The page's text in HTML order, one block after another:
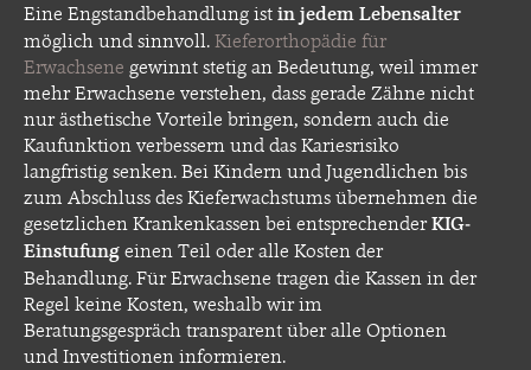
Eine Engstandbehandlung ist in jedem Lebensalter
möglich und sinnvoll. Kieferorthopädie für
Erwachsene gewinnt stetig an Bedeutung, weil immer
mehr Erwachsene verstehen, dass gerade Zähne nicht
nur ästhetische Vorteile bringen, sondern auch die
Kaufunktion verbessern und das Kariesrisiko
langfristig senken. Bei Kindern und Jugendlichen bis
zum Abschluss des Kieferwachstums übernehmen die
gesetzlichen Krankenkassen bei entsprechenderKIG-
Einstufung einen Teil oder alle Kosten der
Behandlung. Für Erwachsene tragen die Kassen in der
Regel keine Kosten, weshalb wir im
Beratungsgespräch transparent über alle Optionen
und Investitionen informieren.